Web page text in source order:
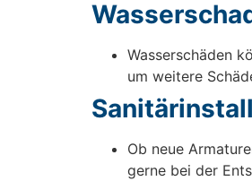
Wasserschäden
um weitere
Ob neue
gerne bei der